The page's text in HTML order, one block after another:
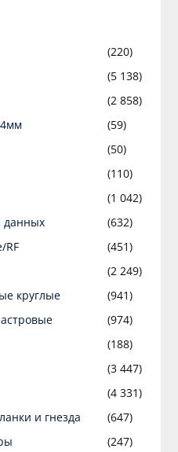
(220)
(5 138)
(2 858)
(59)
(50)
(110)
(1 042)
данных
(632)
RF
(451)
(2 249)
круглые
(941)
(974)
(188)
(3 447)
(4 331)
и гнезда
(647)
(247)